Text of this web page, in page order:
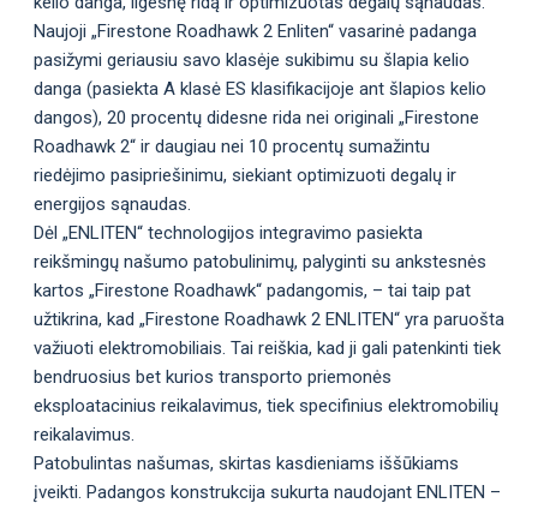
Naujoji „Firestone Roadhawk 2 Enliten“ vasarinė padanga
pasižymi geriausiu savo klasėje sukibimu su šlapia kelio
danga (pasiekta A klasė ES klasifikacijoje ant šlapios kelio
dangos), 20 procentų didesne rida nei originali „Firestone
Roadhawk 2“ ir daugiau nei 10 procentų sumažintu
riedėjimo pasipriešinimu, siekiant optimizuoti degalų ir
energijos sąnaudas.
Dėl „ENLITEN“ technologijos integravimo pasiekta
reikšmingų našumo patobulinimų, palyginti su ankstesnės
kartos „Firestone Roadhawk“ padangomis, – tai taip pat
užtikrina, kad „Firestone Roadhawk 2 ENLITEN“ yra paruošta
važiuoti elektromobiliais. Tai reiškia, kad ji gali patenkinti tiek
bendruosius bet kurios transporto priemonės
eksploatacinius reikalavimus, tiek specifinius elektromobilių
reikalavimus.
Patobulintas našumas, skirtas kasdieniams iššūkiams
įveikti. Padangos konstrukcija sukurta naudojant ENLITEN –